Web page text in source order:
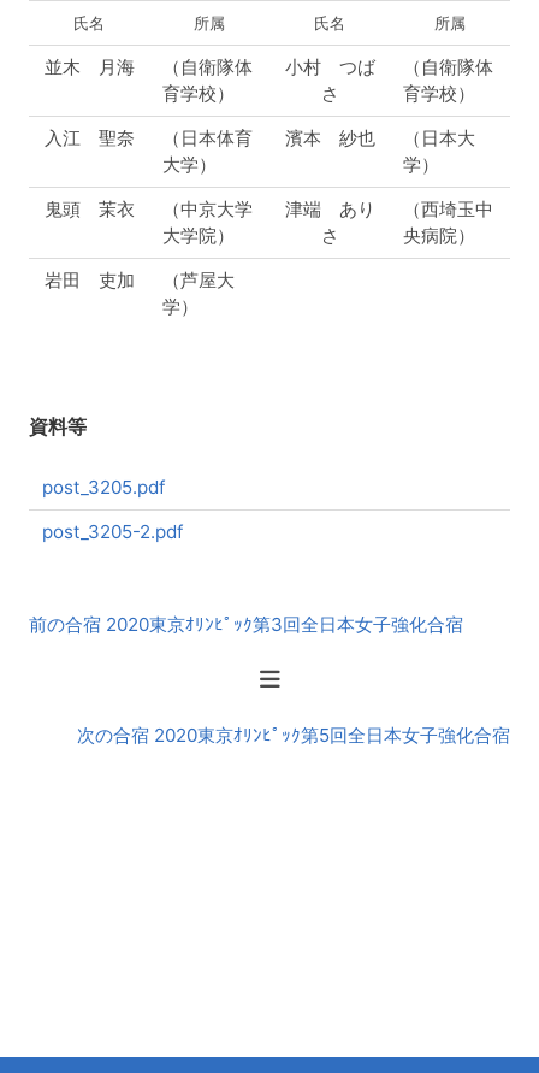
氏名 所属 氏名 所属
並木 月海
（自衛隊体
育学校）
小村 つば
さ
（自衛隊体
育学校）
入江 聖奈
（日本体育
大学）
濱本 紗也
（日本大
学）
鬼頭 茉衣
（中京大学
大学院）
津端 あり
さ
（西埼玉中
央病院）
岩田 吏加
（芦屋大
学）
資料等
post_3205.pdf
post_3205-2.pdf
後
前の合宿 2020東京ｵﾘﾝﾋﾟｯｸ第3回全日本女子強化合宿
次の合宿 2020東京ｵﾘﾝﾋﾟｯｸ第5回全日本女子強化合宿